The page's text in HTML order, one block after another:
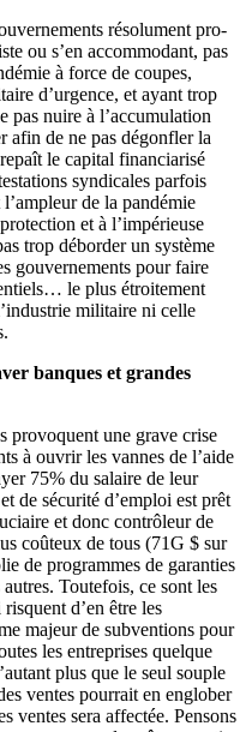
résolument pro-
ou s’en accommodant, pas
à force de coupes,
d’urgence, et ayant trop
pas nuire à l’accumulation
afin de ne pas dégonfler la
le capital financiarisé
syndicales parfois
de la pandémie
et à l’impérieuse
trop déborder un système
gouvernements pour faire
le plus étroitement
militaire ni celle
banques et grandes
provoquent une grave crise
à ouvrir les vannes de l’aide
75% du salaire de leur
de sécurité d’emploi est prêt
et donc contrôleur de
coûteux de tous (71G $ sur
de programmes de garanties
Toutefois, ce sont les
d’en être les
majeur de subventions pour
les entreprises quelque
plus que le seul souple
ventes pourrait en englober
ventes sera affectée. Pensons